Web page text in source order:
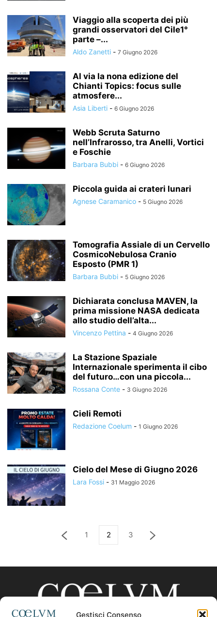
Gestisci Consenso
Viaggio alla scoperta dei più
grandi osservatori del Cile1°
parte –...
Aldo Zanetti - 7 Giugno 2026
Al via la nona edizione del
Chianti Topics: focus sulle
atmosfere...
Asia Liberti - 6 Giugno 2026
Webb Scruta Saturno
nell’Infrarosso, tra Anelli, Vortici
e Foschie
Barbara Bubbi - 6 Giugno 2026
Piccola guida ai crateri lunari
Agnese Caramanico - 5 Giugno 2026
Tomografia Assiale di un Cervello
CosmicoNebulosa Cranio
Esposto (PMR 1)
Barbara Bubbi - 5 Giugno 2026
Dichiarata conclusa MAVEN, la
prima missione NASA dedicata
allo studio dell’alta...
Vincenzo Pettina - 4 Giugno 2026
La Stazione Spaziale
Internazionale sperimenta il cibo
del futuro…con una piccola...
Rossana Conte - 3 Giugno 2026
Cieli Remoti
Redazione Coelum - 1 Giugno 2026
Cielo del Mese di Giugno 2026
Lara Fossi - 31 Maggio 2026
1 2 3